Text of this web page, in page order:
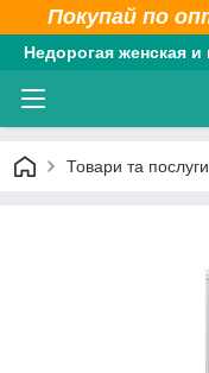
Покупай по
Недорогая женская
Товари та послуги